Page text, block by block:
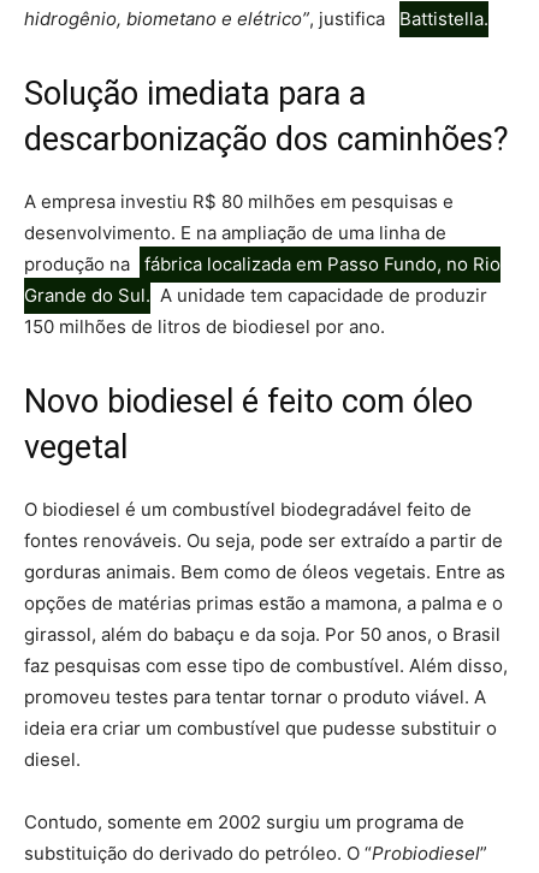
hidrogênio, biometano e elétrico”, justifica Battistella.
Solução imediata para a
descarbonização dos caminhões?
A empresa investiu R$ 80 milhões em pesquisas e
desenvolvimento. E na ampliação de uma linha de
produção na
fábrica localizada em Passo Fundo, no Rio
Grande do Sul. A unidade tem capacidade de produzir
150 milhões de litros de biodiesel por ano.
Novo biodiesel é feito com óleo
vegetal
O biodiesel é um combustível biodegradável feito de
fontes renováveis. Ou seja, pode ser extraído a partir de
gorduras animais. Bem como de óleos vegetais. Entre as
opções de matérias primas estão a mamona, a palma e o
girassol, além do babaçu e da soja. Por 50 anos, o Brasil
faz pesquisas com esse tipo de combustível. Além disso,
promoveu testes para tentar tornar o produto viável. A
ideia era criar um combustível que pudesse substituir o
diesel.
Contudo, somente em 2002 surgiu um programa de
substituição do derivado do petróleo. O “Probiodiesel”